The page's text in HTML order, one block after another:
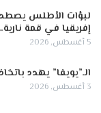
لبؤات الأطلس
إفريقيا في قمة
5 أغسطس, 2026
الـ”يويفا” يهدد
3 أغسطس, 2026